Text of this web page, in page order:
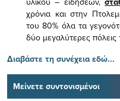
χρόνια και στην
του 80% όλα τα
δύο μεγαλύτερες
Διαβάστε τη συνέχεια εδώ...
Μείνετε συντονισμένοι